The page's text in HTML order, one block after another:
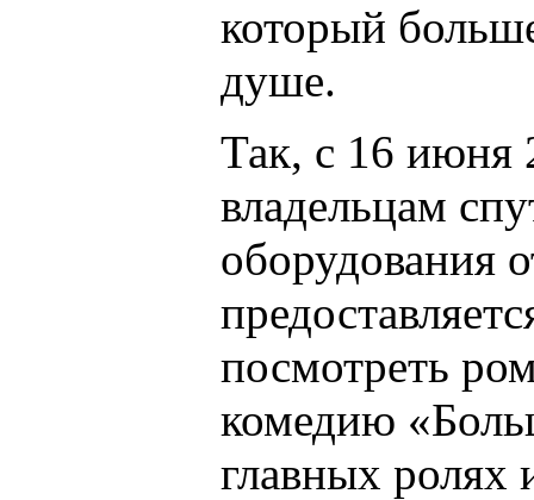
который
душе.
Так, с 16 июня
владельцам
посмотреть
комедию
главных ролях